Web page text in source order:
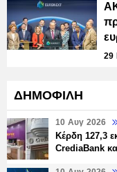
29
ΔΗΜΟΦΙΛΗ
10 Αυγ 2026
Κέρδη 127,3
CrediaBank